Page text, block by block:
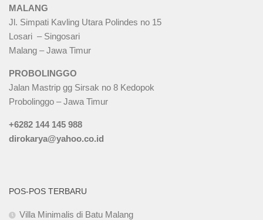
MALANG
Jl. Simpati Kavling Utara Polindes no 15
Losari – Singosari
Malang – Jawa Timur
PROBOLINGGO
Jalan Mastrip gg Sirsak no 8 Kedopok
Probolinggo – Jawa Timur
+6282 144 145 988
dirokarya@yahoo.co.id
POS-POS TERBARU
Villa Minimalis di Batu Malang